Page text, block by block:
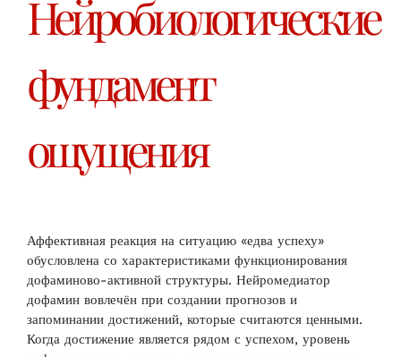
Нейробиологические
фундамент
ощущения
Аффективная реакция на ситуацию «едва успеху»
обусловлена со характеристиками функционирования
дофаминово-активной структуры. Нейромедиатор
дофамин вовлечён при создании прогнозов и
запоминании достижений, которые считаются ценными.
Когда достижение является рядом с успехом, уровень